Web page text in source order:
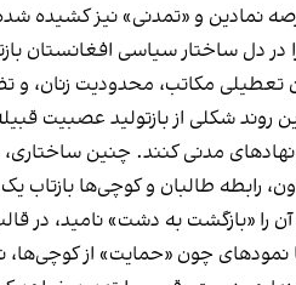
نمادین و «تمدنی» نیز کشیده
دل ساختار سیاسی افغانستان
تعطیلی مکاتب، محدودیت
روند شکلی از بازتولید عصبیت
نهادهای مدنی کنند. چنین
رابطه طالبان و کوچی‌ها
آن را «بازگشت به دشت» نامید،
نمودهای چون «حمایت» از کوچی‌ها،